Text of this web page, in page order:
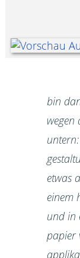
bin
etwas
einem
und in
papier